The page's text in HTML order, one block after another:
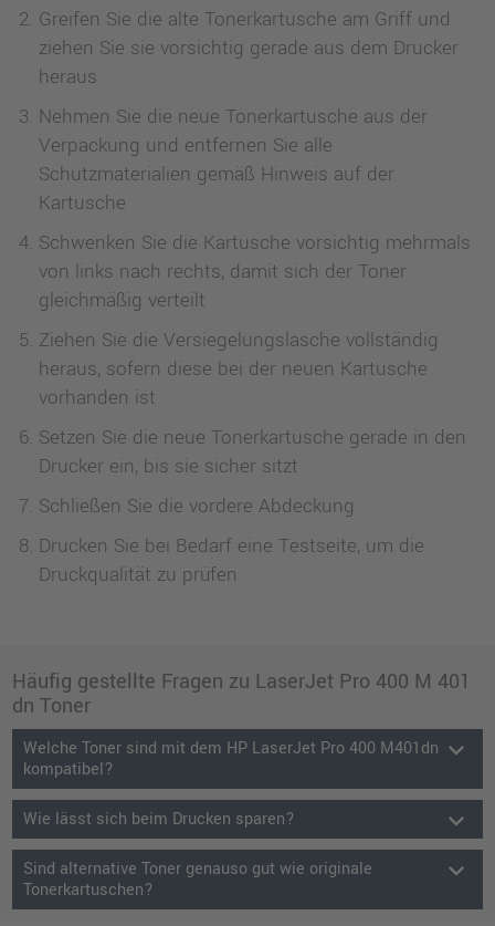
Greifen Sie die alte Tonerkartusche am Griff und
ziehen Sie sie vorsichtig gerade aus dem Drucker
heraus
Nehmen Sie die neue Tonerkartusche aus der
Verpackung und entfernen Sie alle
Schutzmaterialien gemäß Hinweis auf der
Kartusche
Schwenken Sie die Kartusche vorsichtig mehrmals
von links nach rechts, damit sich der Toner
gleichmäßig verteilt
Ziehen Sie die Versiegelungslasche vollständig
heraus, sofern diese bei der neuen Kartusche
vorhanden ist
Setzen Sie die neue Tonerkartusche gerade in den
Drucker ein, bis sie sicher sitzt
Schließen Sie die vordere Abdeckung
Drucken Sie bei Bedarf eine Testseite, um die
Druckqualität zu prüfen
Häufig gestellte Fragen zu LaserJet Pro 400 M 401
dn Toner
Welche Toner sind mit dem HP LaserJet Pro 400 M401dn
kompatibel?
keyboard_arrow_down
Wie lässt sich beim Drucken sparen? keyboard_arrow_down
Sind alternative Toner genauso gut wie originale
Tonerkartuschen?
keyboard_arrow_down